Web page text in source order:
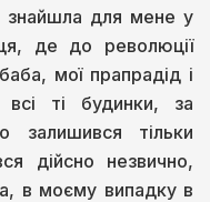
знайшла для мене у
де до революції
мої прапрадід і
ті будинки, за
залишився тільки
дійсно незвично,
в моєму випадку в